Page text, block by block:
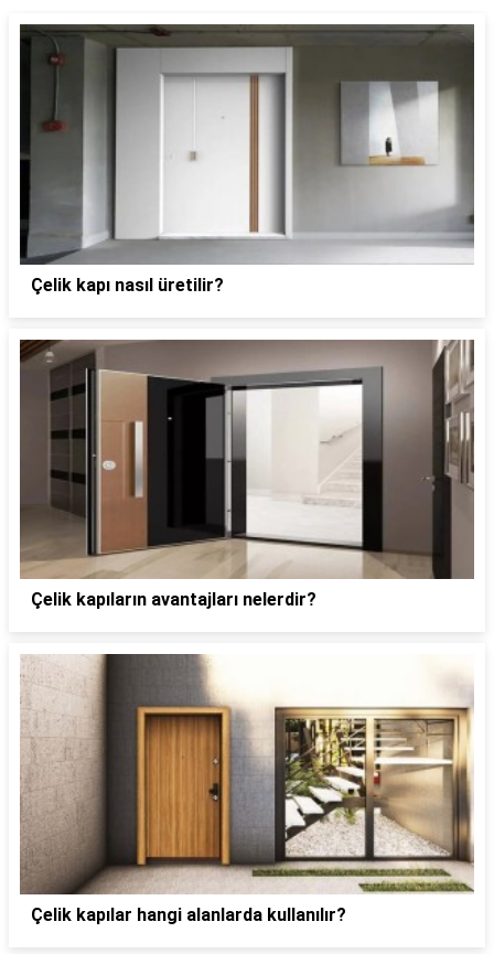
Çelik kapı nasıl üretilir?
Çelik kapıların avantajları nelerdir?
Çelik kapılar hangi alanlarda kullanılır?